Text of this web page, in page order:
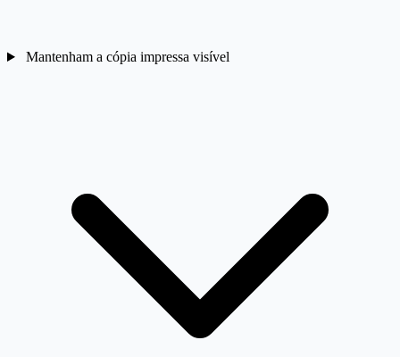
Mantenham a cópia impressa visível